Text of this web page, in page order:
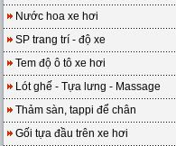
Nước hoa xe hơi
SP trang trí - độ xe
Tem độ ô tô xe hơi
Lót ghế - Tựa lưng - Massage
Thảm sàn, tappi để chân
Gối tựa đầu trên xe hơi